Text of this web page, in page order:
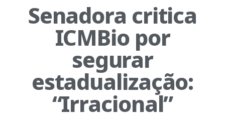
Senadora critica
ICMBio por
segurar
estadualização:
“Irracional”